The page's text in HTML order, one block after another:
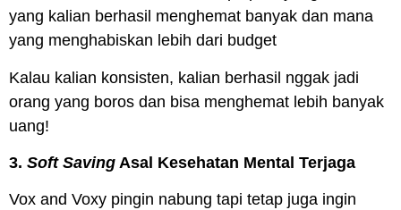
yang kalian berhasil menghemat banyak dan mana
yang menghabiskan lebih dari budget
Kalau kalian konsisten, kalian berhasil nggak jadi
orang yang boros dan bisa menghemat lebih banyak
uang!
3. Soft Saving Asal Kesehatan Mental Terjaga
Vox and Voxy pingin nabung tapi tetap juga ingin